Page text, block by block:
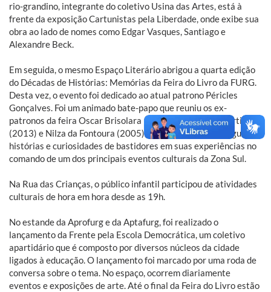
rio-grandino, integrante do coletivo Usina das Artes, está à
frente da exposição Cartunistas pela Liberdade, onde exibe sua
obra ao lado de nomes como Edgar Vasques, Santiago e
Alexandre Beck.
Em seguida, o mesmo Espaço Literário abrigou a quarta edição
do Décadas de Histórias: Memórias da Feira do Livro da FURG.
Desta vez, o evento foi dedicado ao atual patrono Péricles
Gonçalves. Foi um animado bate-papo que reuniu os ex-
patronos da feira Oscar Brisolara (2016), Dalva Leal Martins
(2013) e Nilza da Fontoura (2005). O grupo recuperou algumas
histórias e curiosidades de bastidores em suas experiências no
comando de um dos principais eventos culturais da Zona Sul.
Na Rua das Crianças, o público infantil participou de atividades
culturais de hora em hora desde as 19h.
No estande da Aprofurg e da Aptafurg, foi realizado o
lançamento da Frente pela Escola Democrática, um coletivo
apartidário que é composto por diversos núcleos da cidade
ligados à educação. O lançamento foi marcado por uma roda de
conversa sobre o tema. No espaço, ocorrem diariamente
eventos e exposições de arte. Até o final da Feira do Livro estão